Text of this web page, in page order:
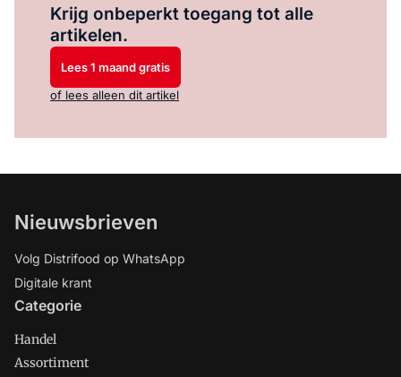
Krijg onbeperkt toegang tot alle
artikelen.
Lees 1 maand gratis
of lees alleen dit artikel
Nieuwsbrieven
Volg Distrifood op WhatsApp
Digitale krant
Categorie
Handel
Assortiment